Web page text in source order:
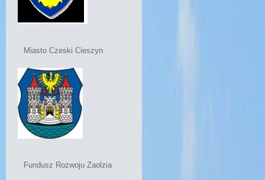
Miasto Czeski Cieszyn
Fundusz Rozwoju Zaolzia